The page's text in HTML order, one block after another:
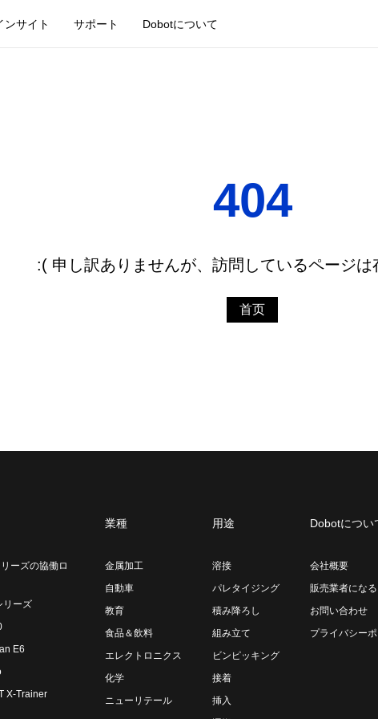
ンサイト サポート Dobotについて
404
:( 申し訳ありませんが、訪問しているページは
首页
ーズの協働ロ
リーズ
E6
X-Trainer
業種
金属加工
自動車
教育
食品＆飲料
エレクトロニクス
化学
ニューリテール
用途
溶接
パレタイジング
積み降ろし
組み立て
ビンピッキング
接着
挿入
Dobotについ
会社概要
販売業者になる
お問い合わせ
プライバシー